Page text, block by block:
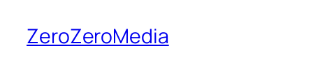
ZeroZeroMedia